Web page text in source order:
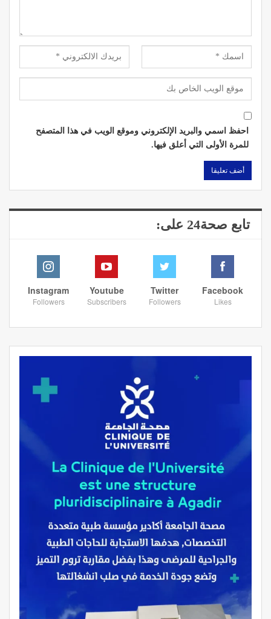
احفظ اسمي والبريد الإلكتروني وموقع الويب في هذا المتصفح
للمرة الأولى التي أعلق فيها.
تابع صحة24 على:
Facebook
Likes
Twitter
Followers
Youtube
Subscribers
Instagram
Followers